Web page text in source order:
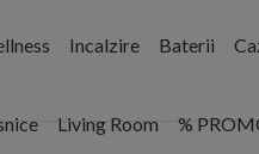
Incalzire Baterii
Living Room %